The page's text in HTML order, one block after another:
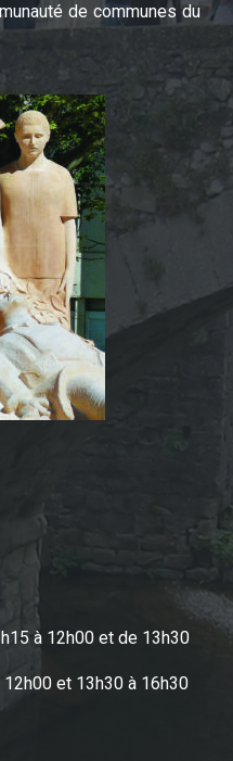
de communes du
à 12h00 et de 13h30
et 13h30 à 16h30